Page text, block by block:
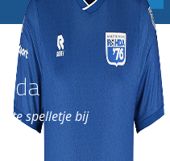
spelletje bij